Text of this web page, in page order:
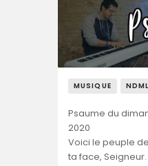
MUSIQUE NDML
Psaume du
2020
Voici le peuple
ta face, Seigneur.